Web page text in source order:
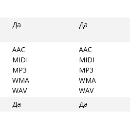
Да Да
AAC
MIDI
MP3
WMA
WAV
AAC
MIDI
MP3
WMA
WAV
Да
Да